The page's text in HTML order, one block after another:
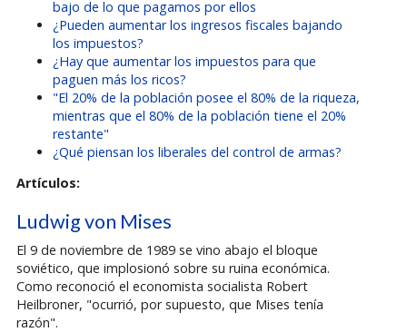
bajo de lo que pagamos por ellos
¿Pueden aumentar los ingresos fiscales bajando
los impuestos?
¿Hay que aumentar los impuestos para que
paguen más los ricos?
"El 20% de la población posee el 80% de la riqueza,
mientras que el 80% de la población tiene el 20%
restante"
¿Qué piensan los liberales del control de armas?
Artículos:
Ludwig von Mises
El 9 de noviembre de 1989 se vino abajo el bloque
soviético, que implosionó sobre su ruina económica.
Como reconoció el economista socialista Robert
Heilbroner, "ocurrió, por supuesto, que Mises tenía
razón".